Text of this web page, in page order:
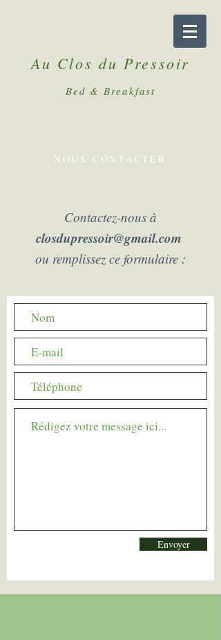
Au Clos du Pressoir
Bed & Breakfast
NOUS CONTACTER
Contactez-nous à
closdupressoir@gmail.com
ou remplissez ce formulaire :
Envoyer